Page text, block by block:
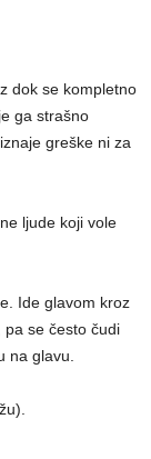
dok se kompletno
ga strašno
greške ni za
ljude koji vole
Ide glavom kroz
pa se često čudi
na glavu.